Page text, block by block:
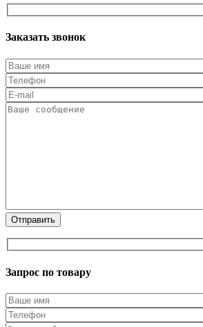
Заказать звонок
Запрос по товару